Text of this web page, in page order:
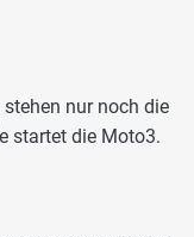
nur noch die
startet die Moto3.